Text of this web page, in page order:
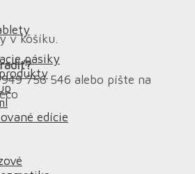
v košíku.
756 546 alebo píšte na
pásiky
edície